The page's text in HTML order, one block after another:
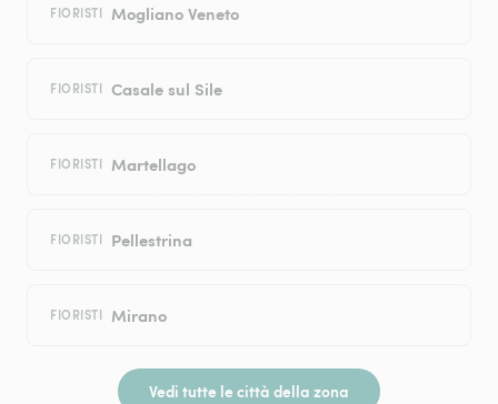
FIORISTI Mogliano Veneto
FIORISTI Casale sul Sile
FIORISTI Martellago
FIORISTI Pellestrina
FIORISTI Mirano
Vedi tutte le città della zona